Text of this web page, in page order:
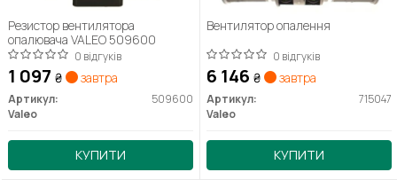
Резистор вентилятора
опалювача VALEO 509600
0 відгуків
1 097 ₴ завтра
Артикул:
509600
Valeo
КУПИТИ
Вентилятор опалення
0 відгуків
6 146 ₴ завтра
Артикул:
715047
Valeo
КУПИТИ